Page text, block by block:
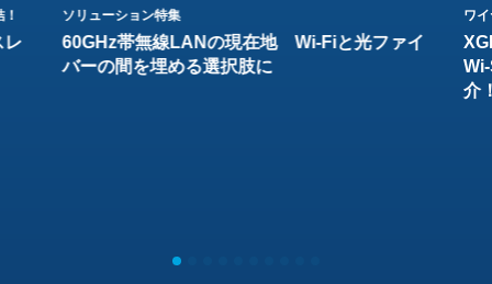
レ
ソリューション特集
60GHz帯無線LANの現在地 Wi-Fiと光ファイ
バーの間を埋める選択肢に
ワ
介